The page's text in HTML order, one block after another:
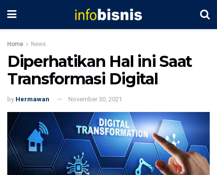
Home News
Diperhatikan Hal ini Saat
Transformasi Digital
by Hermawan November 30, 2021